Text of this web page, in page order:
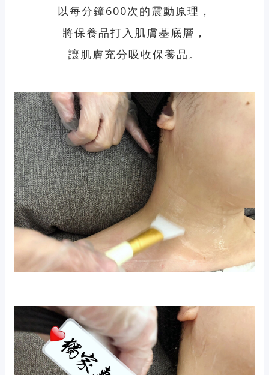
以每分鐘600次的震動原理，
將保養品打入肌膚基底層，
讓肌膚充分吸收保養品。